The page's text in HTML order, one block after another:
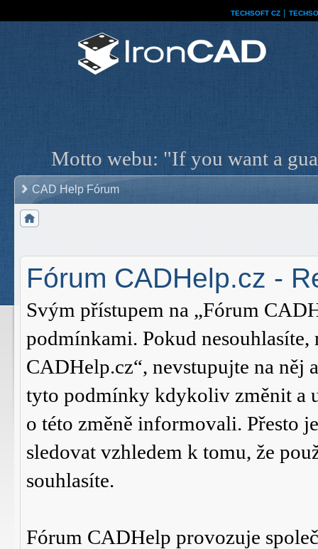
TECHSOFT CZ
Motto webu: "If you want a
CAD Help Fórum
Fórum CADHelp.cz -
Svým přístupem na „Fórum
podmínkami. Pokud
CADHelp.cz“, nevstupujte na něj
tyto podmínky kdykoliv změnit a
o této změně informovali. Přesto
sledovat vzhledem k tomu, že
souhlasíte.
Fórum CADHelp provozuje